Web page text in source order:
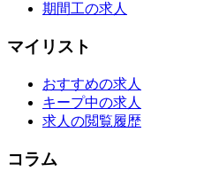
期間工の求人
マイリスト
おすすめの求人
キープ中の求人
求人の閲覧履歴
コラム